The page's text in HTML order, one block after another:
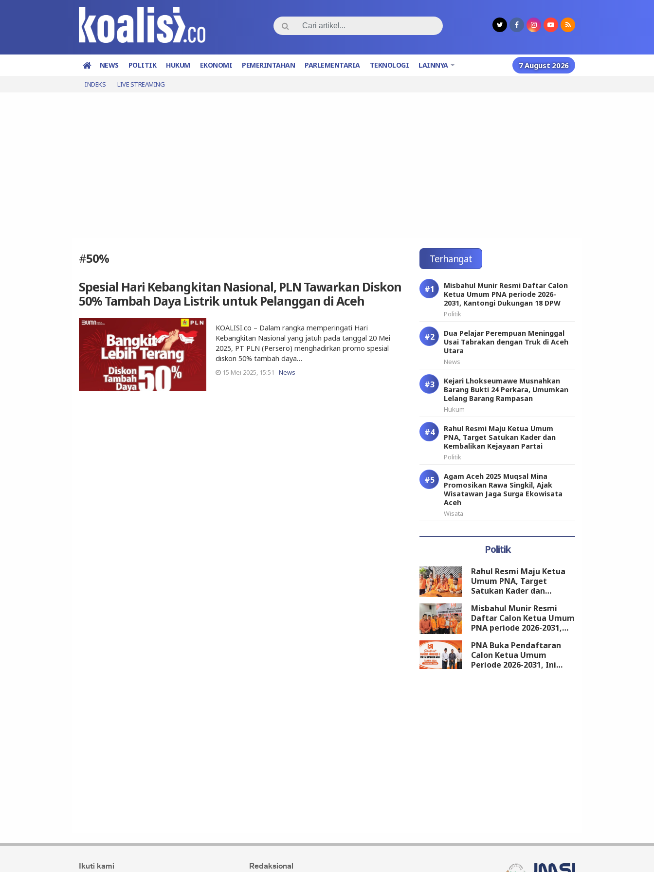
NEWS POLITIK HUKUM EKONOMI PEMERINTAHAN PARLEMENTARIA TEKNOLOGI LAINNYA 7 August 2026
INDEKS LIVE STREAMING
#50%
Spesial Hari Kebangkitan Nasional, PLN Tawarkan Diskon
50% Tambah Daya Listrik untuk Pelanggan di Aceh
KOALISI.co – Dalam rangka memperingati Hari
Kebangkitan Nasional yang jatuh pada tanggal 20 Mei
2025, PT PLN (Persero) menghadirkan promo spesial
diskon 50% tambah daya…
15 Mei 2025, 15:51 News
Terhangat
Misbahul Munir Resmi Daftar Calon
Ketua Umum PNA periode 2026-
2031, Kantongi Dukungan 18 DPW
Politik
Dua Pelajar Perempuan Meninggal
Usai Tabrakan dengan Truk di Aceh
Utara
News
Kejari Lhokseumawe Musnahkan
Barang Bukti 24 Perkara, Umumkan
Lelang Barang Rampasan
Hukum
Rahul Resmi Maju Ketua Umum
PNA, Target Satukan Kader dan
Kembalikan Kejayaan Partai
Politik
Agam Aceh 2025 Muqsal Mina
Promosikan Rawa Singkil, Ajak
Wisatawan Jaga Surga Ekowisata
Aceh
Wisata
Politik
Rahul Resmi Maju Ketua
Umum PNA, Target
Satukan Kader dan
Partai
Misbahul Munir Resmi
Daftar Calon Ketua Umum
PNA periode 2026-2031,
DPW
PNA Buka Pendaftaran
Calon Ketua Umum
Periode 2026-2031, Ini
Ikuti kami Redaksional